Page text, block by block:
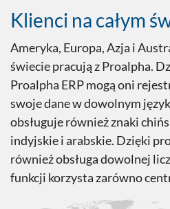
Klienci na całym
Ameryka, Europa, Azja i
świecie pracują z Proalpha.
Proalpha ERP mogą oni
swoje dane w dowolnym
obsługuje również znaki
indyjskie i arabskie. Dzięki
również obsługa dowolnej
funkcji korzysta zarówno